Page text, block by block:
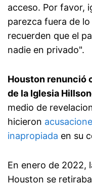
acceso. Por favor,
parezca fuera de
recuerden que el
nadie en privado".
Houston renunció
de la Iglesia
medio de
hicieron
inapropiada en su
En enero de 2022,
Houston se